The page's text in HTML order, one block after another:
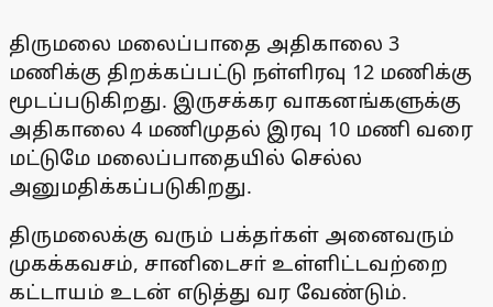
திருமலை மலைப்பாதை அதிகாலை 3
மணிக்கு திறக்கப்பட்டு நள்ளிரவு 12 மணிக்கு
மூடப்படுகிறது. இருசக்கர வாகனங்களுக்கு
அதிகாலை 4 மணிமுதல் இரவு 10 மணி வரை
மட்டுமே மலைப்பாதையில் செல்ல
அனுமதிக்கப்படுகிறது.
திருமலைக்கு வரும் பக்தா்கள் அனைவரும்
முகக்கவசம், சானிடைசா் உள்ளிட்டவற்றை
கட்டாயம் உடன் எடுத்து வர வேண்டும்.